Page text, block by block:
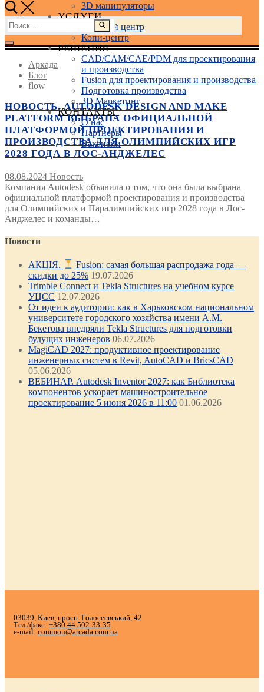
3D манипуляторы
УСЛУГИ
Учебный центр
Копи-центр
РЕШЕНИЯ
CAD/CAM/CAE/PDM для проектирования
и производства
Fusion для проектирования и производства
Подготовка производства
3D Маркетинг
КОНТАКТЫ
О нас
Партнеры
Вакансии
Найти:
Аркада
Блог
flow
НОВОСТЬ. AUTODESK DESIGN AND MAKE
PLATFORM ВЫБРАНА ОФИЦИАЛЬНОЙ
ПЛАТФОРМОЙ ПРОЕКТИРОВАНИЯ И
ПРОИЗВОДСТВА ДЛЯ ОЛИМПИЙСКИХ ИГР
2028 ГОДА В ЛОС-АНДЖЕЛЕС
08.08.2024 Новость
Компания Autodesk объявила о том, что она была выбрана
официальной платформой проектирования и производства
для Олимпийских и Паралимпийских игр 2028 года в Лос-
Анджелес и команды…
Новости
АКЦІЯ.
Fusion: самая большая распродажа года —
скидки до 25% 19.07.2026
Trimble Connect и Tekla Structures на учебном курсе
УЦСС 12.07.2026
От идеи к аудитории: как в Харьковском национальном
университете городского хозяйства имени А.М.
Бекетова внедряли Tekla Structures для подготовки
будущих инженеров 06.07.2026
MagiCAD 2027: продуктивное проектирование
инженерных систем в Revit, AutoCAD и BricsCAD
05.06.2026
ВЕБИНАР. Autodesk Inventor 2027: как Библиотека
компонентов ускоряет машиностроительное
проектирование 5 июня 2026 в 11:00 01.06.2026
03039, Киев, просп. Голосеевський, 42
Тел./факс: +380 44 502-33-35
e-mail: common@arcada.com.ua